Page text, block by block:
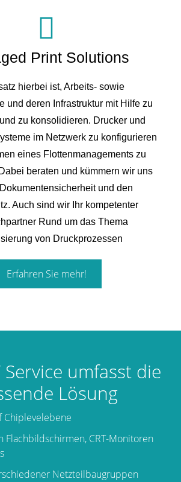
Print Solutions
hierbei ist, Arbeits- sowie
und deren Infrastruktur mit Hilfe zu
zu konsolidieren. Drucker und
im Netzwerk zu konfigurieren
eines Flottenmanagements zu
beraten und kümmern wir uns
und den
Auch sind wir Ihr kompetenter
Rund um das Thema
von Druckprozessen
Erfahren Sie mehr!
umfasst die
Lösung
Chiplevelebene
Flachbildschirmen, CRT-Monitoren
Netzteilbaugruppen